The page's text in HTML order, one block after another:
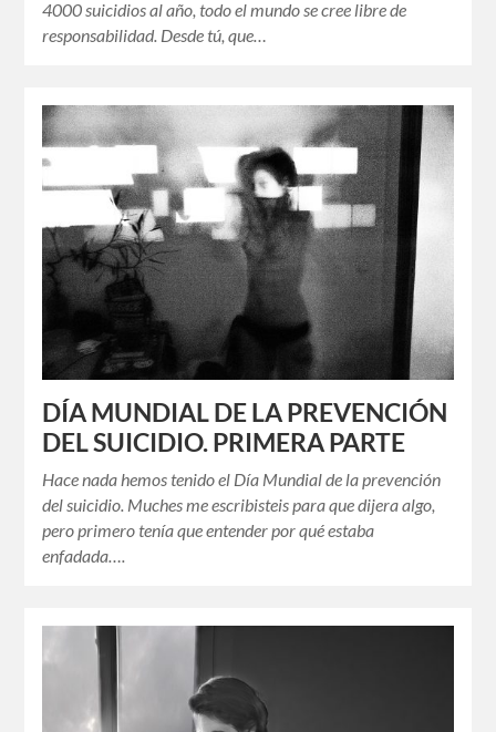
4000 suicidios al año, todo el mundo se cree libre de
responsabilidad. Desde tú, que…
DÍA MUNDIAL DE LA PREVENCIÓN
DEL SUICIDIO. PRIMERA PARTE
Hace nada hemos tenido el Día Mundial de la prevención
del suicidio. Muches me escribisteis para que dijera algo,
pero primero tenía que entender por qué estaba
enfadada….